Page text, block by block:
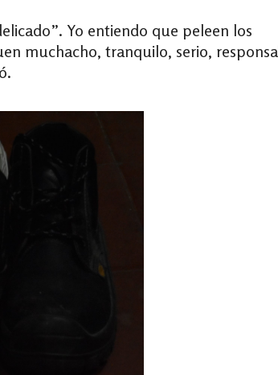
Yo entiendo que peleen los
muchacho, tranquilo, serio,